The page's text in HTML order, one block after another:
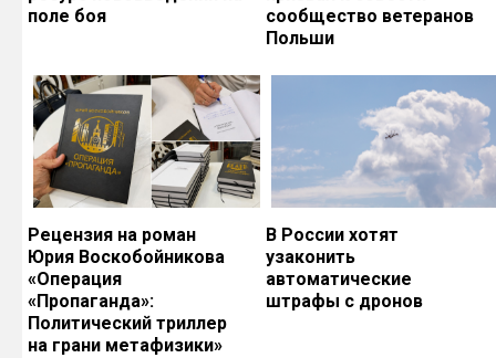
поле боя
сообщество ветеранов
Польши
Рецензия на роман
Юрия Воскобойникова
«Операция
«Пропаганда»:
Политический триллер
на грани метафизики»
В России хотят
узаконить
автоматические
штрафы с дронов